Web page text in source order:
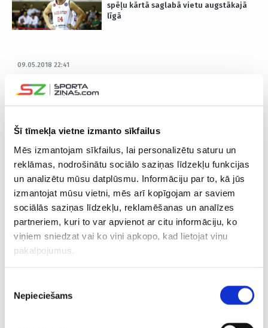
Šī tīmekļa vietne izmanto sīkfailus
Mēs izmantojam sīkfailus, lai personalizētu saturu un
reklāmas, nodrošinātu sociālo saziņas līdzekļu funkcijas
un analizētu mūsu datplūsmu. Informāciju par to, kā jūs
izmantojat mūsu vietni, mēs arī kopīgojam ar saviem
sociālās saziņas līdzekļu, reklamēšanas un analīzes
partneriem, kuri to var apvienot ar citu informāciju, ko
viņiem sniedzat vai ko viņi apkopo, kad lietojat viņu
pakalpojumus.
izvēle
Nepieciešams
spēļu kārtā saglabā vietu augstākajā
līgā
09.05.2018 22:41
komandām mainīgas sekmes
28.04.2018 17:44
Freimanis rezultatīvs, “Gaziantep”
atspēlējas, tomēr zaudē
21.04.2018 19:41
Peiners ar Ausēju rezultatīvi
savstarpējā duelī Lietuvā
Peiners rezultatīvs Lietuvā, arī
Freimanim solīds sniegums Turcijā